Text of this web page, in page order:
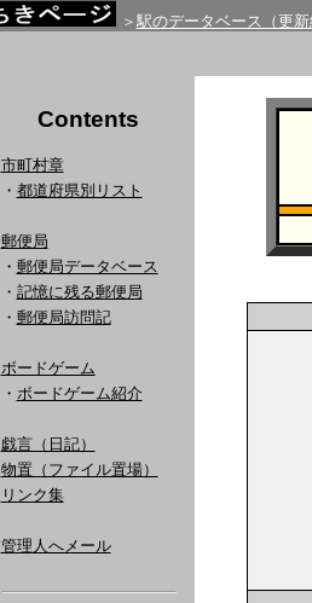
＞ 駅のデータベース（更新
Contents
市町村章
・ 都道府県別リスト
郵便局
・ 郵便局データベース
・ 記憶に残る郵便局
・ 郵便局訪問記
ボードゲーム
・ ボードゲーム紹介
戯言（日記）
物置（ファイル置場）
リンク集
管理人へメール